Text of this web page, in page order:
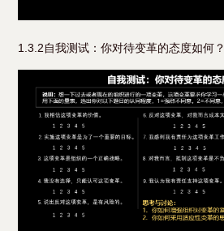
1.3.2自我测试：你对待变革的态度如何？